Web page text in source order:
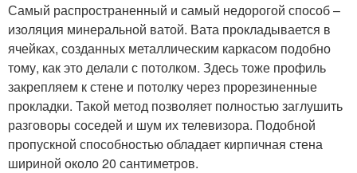
Самый распространенный и самый недорогой способ –
изоляция минеральной ватой. Вата прокладывается в
ячейках, созданных металлическим каркасом подобно
тому, как это делали с потолком. Здесь тоже профиль
закрепляем к стене и потолку через прорезиненные
прокладки. Такой метод позволяет полностью заглушить
разговоры соседей и шум их телевизора. Подобной
пропускной способностью обладает кирпичная стена
шириной около 20 сантиметров.